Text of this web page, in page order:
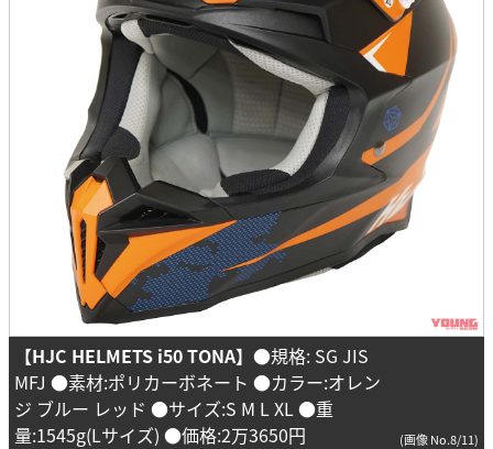
【HJC HELMETS i50 TONA】 ●規格: SG JIS
MFJ ●素材:ポリカーボネート ●カラー:オレン
ジ ブルー レッド ●サイズ:S M L XL ●重
量:1545g(Lサイズ) ●価格:2万3650円
(画像 No.8/11)